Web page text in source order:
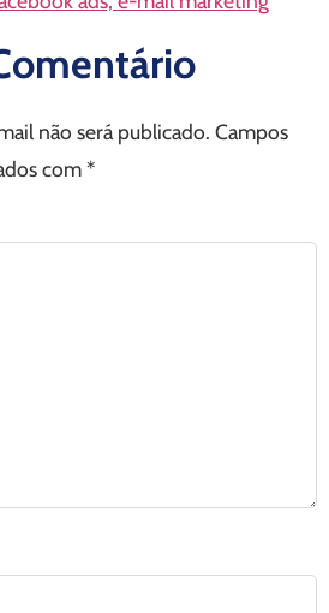
não será publicado. Campos
com*